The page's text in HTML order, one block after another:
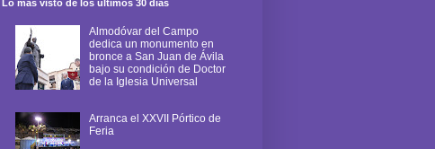
Lo más visto de los últimos 30 días
Almodóvar del Campo
dedica un monumento en
bronce a San Juan de Ávila
bajo su condición de Doctor
de la Iglesia Universal
Arranca el XXVII Pórtico de
Feria